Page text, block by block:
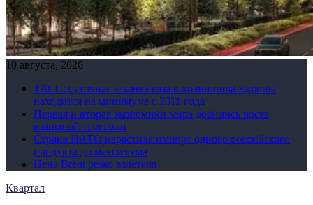
10 августа, 2026
ТАСС: суточная закачка газа в хранилища Европы
находится на минимуме с 2011 года
Первая и вторая экономики мира добились роста
взаимной торговли
Страна НАТО нарастила импорт одного российского
продукта до максимума
Цена Brent резко взлетела
Квартал